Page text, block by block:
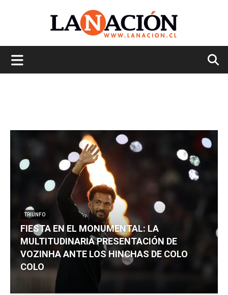
TRIUNFO
FIESTA EN EL MONUMENTAL: LA
MULTITUDINARIA PRESENTACIÓN DE
VOZINHA ANTE LOS HINCHAS DE COLO
COLO